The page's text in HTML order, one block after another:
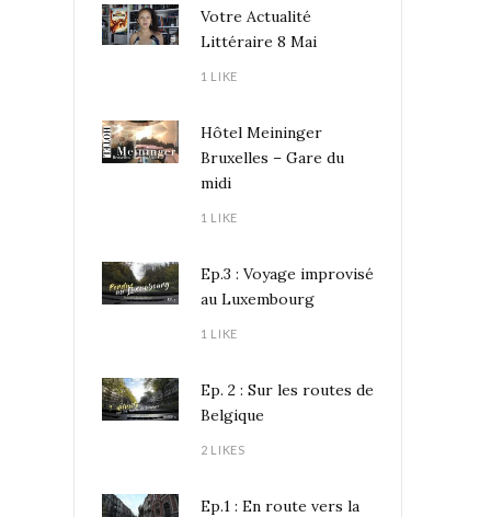
Votre Actualité
Littéraire 8 Mai
1 LIKE
Hôtel Meininger
Bruxelles – Gare du
midi
1 LIKE
Ep.3 : Voyage improvisé
au Luxembourg
1 LIKE
Ep. 2 : Sur les routes de
Belgique
2 LIKES
Ep.1 : En route vers la